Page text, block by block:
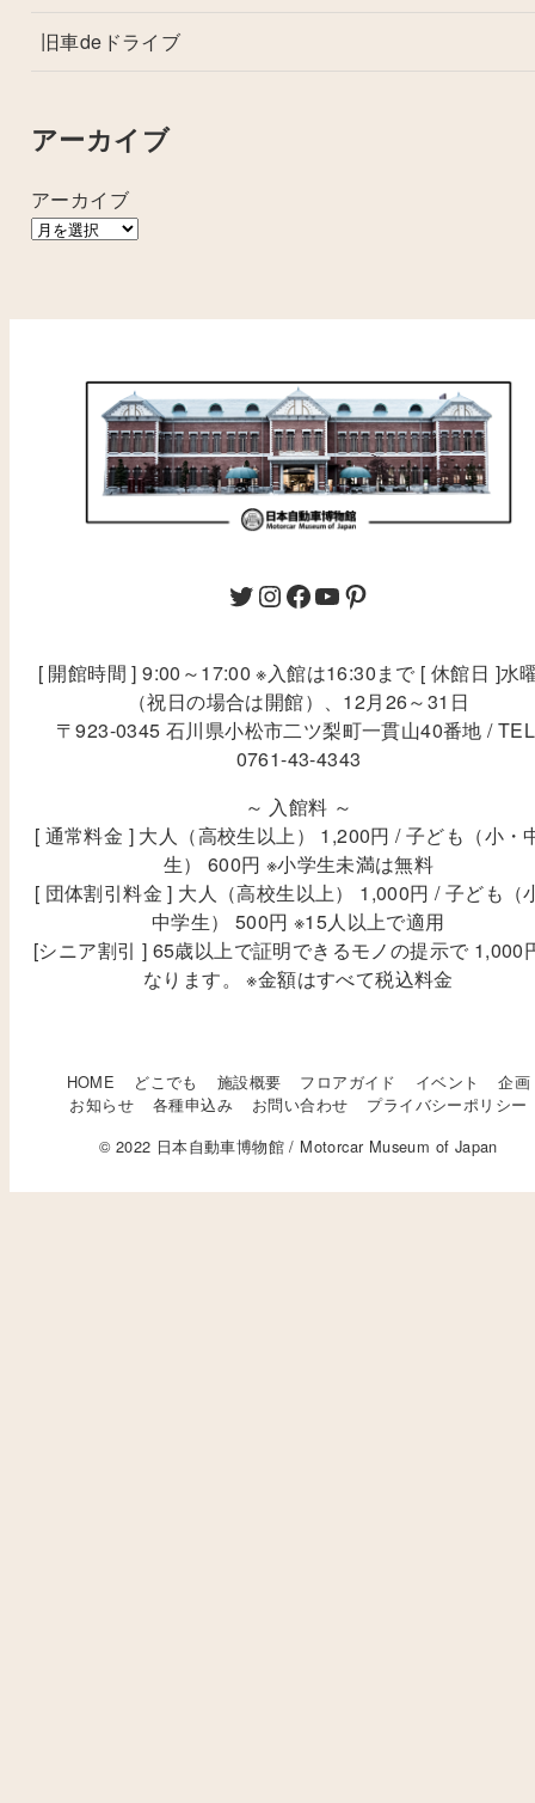
旧車deドライブ
アーカイブ
アーカイブ
[ 開館時間 ] 9:00～17:00 ※入館は16:30まで [ 休館日 ]水
（祝日の場合は開館）、12月26～31日
〒923-0345 石川県小松市二ツ梨町一貫山40番地 /
0761-43-4343
～ 入館料 ～
[ 通常料金 ] 大人（高校生以上） 1,200円 / 子ども（小・
生） 600円 ※小学生未満は無料
[ 団体割引料金 ] 大人（高校生以上） 1,000円 / 子ども（
中学生） 500円 ※15人以上で適用
[シニア割引 ] 65歳以上で証明できるモノの提示で 1,000
なります。 ※金額はすべて税込料金
HOME どこでも 施設概要 フロアガイド イベント
企画
お知らせ
各種申込み お問い合わせ
プライバシーポリシー
© 2022 日本自動車博物館 / Motorcar Museum of Japan